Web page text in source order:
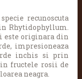
recunoscuta
Rhytidophyllum.
este originara din
impresioneaza
inchis si prin
fructele rosii de
neagra.